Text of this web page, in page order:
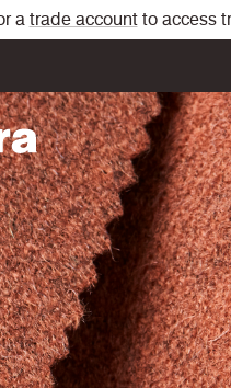
a trade accountto access